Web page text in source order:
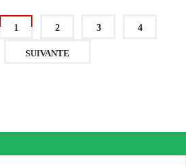
1 2 3 4
SUIVANTE